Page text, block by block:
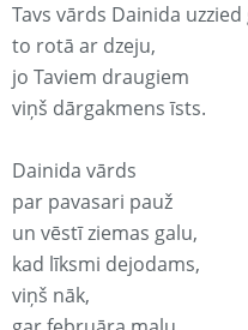
Tavs vārds Dainida uzzied
to rotā ar dzeju,
jo Taviem draugiem
viņš dārgakmens īsts.
Dainida vārds
par pavasari pauž
un vēstī ziemas galu,
kad līksmi dejodams,
viņš nāk,